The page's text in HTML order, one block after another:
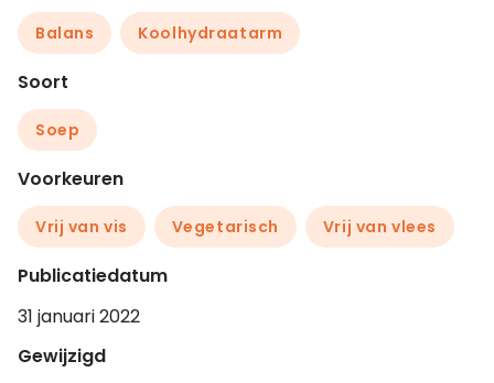
Balans Koolhydraatarm
Soort
Soep
Voorkeuren
Vrij van vis Vegetarisch Vrij van vlees
Publicatiedatum
31 januari 2022
Gewijzigd